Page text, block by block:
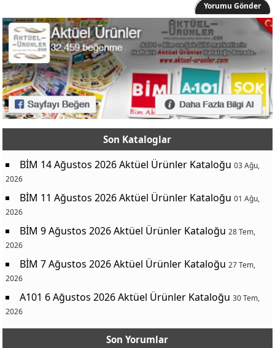
Yorumu Gönder
Son Kataloglar
BİM 14 Ağustos 2026 Aktüel Ürünler Kataloğu 03 Ağu,
2026
BİM 11 Ağustos 2026 Aktüel Ürünler Kataloğu 01 Ağu,
2026
BİM 9 Ağustos 2026 Aktüel Ürünler Kataloğu 28 Tem,
2026
BİM 7 Ağustos 2026 Aktüel Ürünler Kataloğu 27 Tem,
2026
A101 6 Ağustos 2026 Aktüel Ürünler Kataloğu 30 Tem,
2026
Son Yorumlar